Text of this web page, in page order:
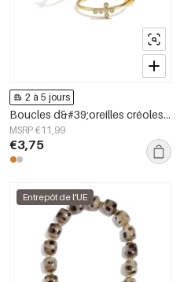
2 à 5 jours
Boucles d&#39;oreilles créoles en acier inoxydable, style croix, collection simple, bijoux pour femmes
MSRP €11,99
€3,75
Entrepôt de l'UE